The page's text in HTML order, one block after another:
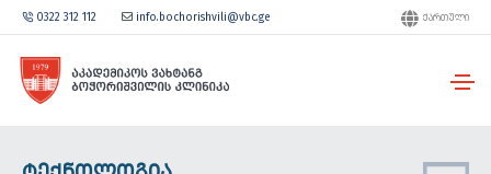
0322 312 112 info.bochorishvili@vbc.ge ᲥᲐᲠᲗᲣᲚᲘ